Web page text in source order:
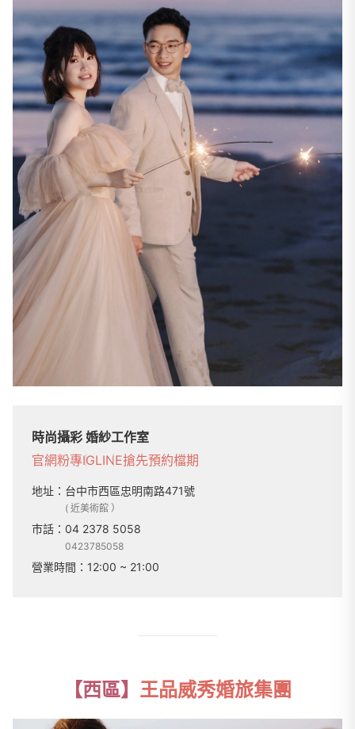
時尚攝彩 婚紗工作室
官網粉專IGLINE搶先預約檔期
地址： 台中市西區忠明南路471號
( 近美術館 ）
市話： 04 2378 5058
0423785058
營業時間： 12:00 ~ 21:00
【西區】 王品威秀婚旅集團